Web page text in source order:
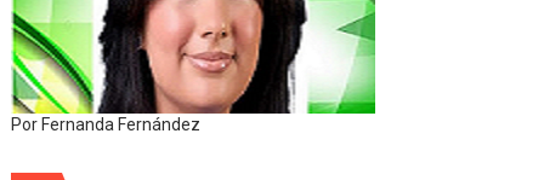
Por Fernanda Fernández